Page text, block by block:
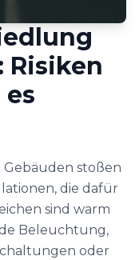
Risiken
stoßen
die dafür
sind warm
Beleuchtung,
oder